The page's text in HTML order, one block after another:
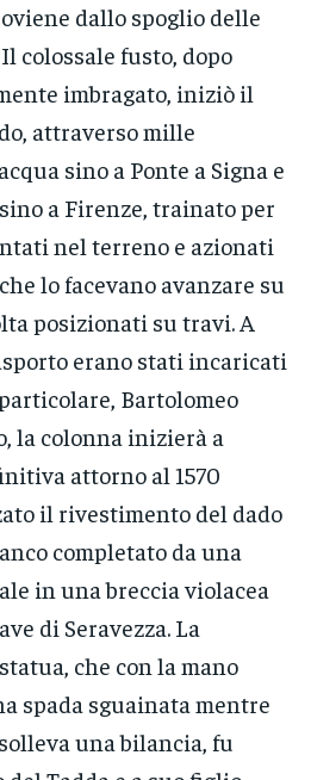
dallo spoglio delle
colossale fusto, dopo
imbragato, iniziò il
attraverso mille
sino a Ponte a Signa e
a Firenze, trainato per
nel terreno e azionati
lo facevano avanzare su
posizionati su travi. A
erano stati incaricati
Bartolomeo
la colonna inizierà a
attorno al 1570
il rivestimento del dado
completato da una
in una breccia violacea
di Seravezza. La
che con la mano
spada sguainata mentre
una bilancia, fu